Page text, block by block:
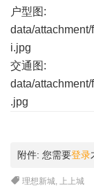
户型图:
data/
i.jpg
交通图:
data/
.jpg
附件: 您需要登录
理想新城, 上上城